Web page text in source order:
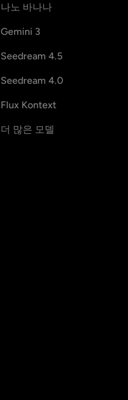
나노 바나나
Gemini 3
Seedream 4.5
Seedream 4.0
Flux Kontext
더 많은 모델